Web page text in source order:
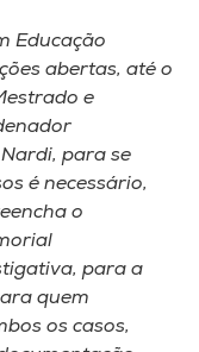
Educação
abertas, até o
e
para se
é necessário,
o
para a
quem
os casos,